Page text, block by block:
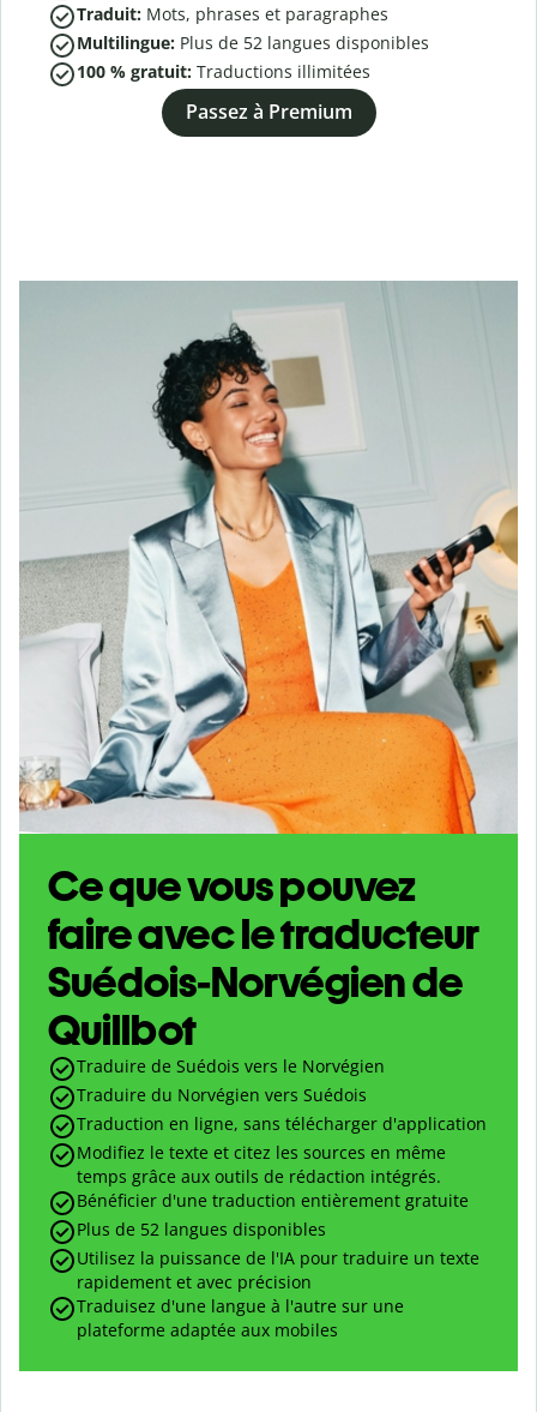
Traduit: Mots, phrases et paragraphes
Multilingue: Plus de 52 langues disponibles
100 % gratuit: Traductions illimitées
Passez à Premium
Ce que vous pouvez
faire avec le traducteur
Suédois-Norvégien de
Quillbot
Traduire de Suédois vers le Norvégien
Traduire du Norvégien vers Suédois
Traduction en ligne, sans télécharger d'application
Modifiez le texte et citez les sources en même
temps grâce aux outils de rédaction intégrés.
Bénéficier d'une traduction entièrement gratuite
Plus de 52 langues disponibles
Utilisez la puissance de l'IA pour traduire un texte
rapidement et avec précision
Traduisez d'une langue à l'autre sur une
plateforme adaptée aux mobiles